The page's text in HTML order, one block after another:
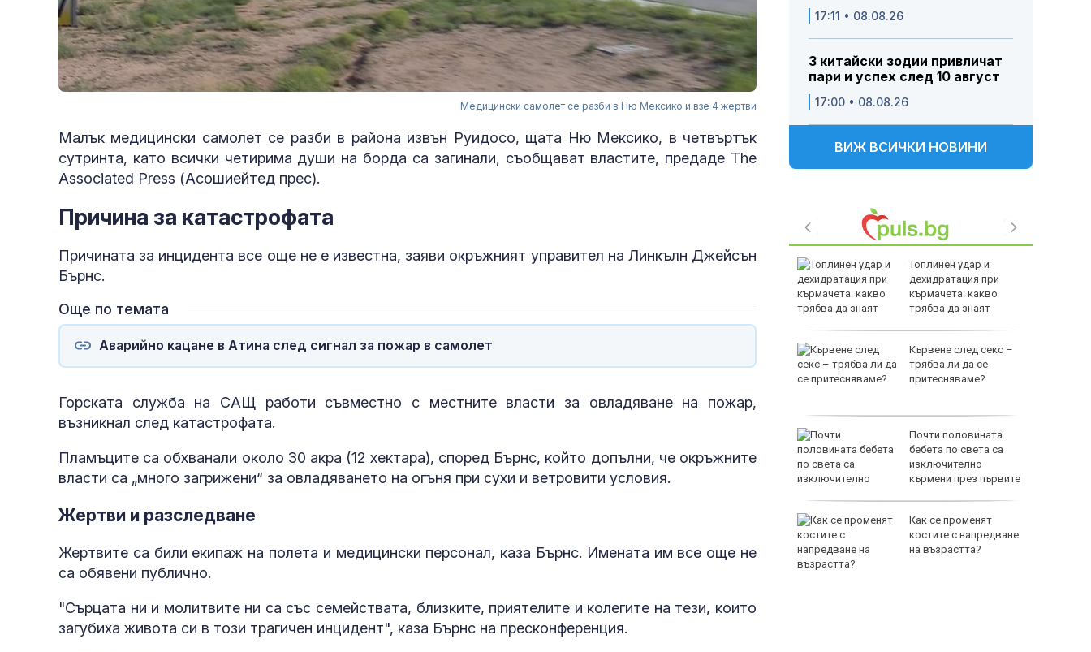
Медицински самолет се разби в Ню Мексико и взе 4 жертви
Малък медицински самолет се разби в района извън Руидосо, щата Ню Мексико, в четвъртък
сутринта, като всички четирима души на борда са загинали, съобщават властите, предаде The
Associated Press (Асошиейтед прес).
Причина за катастрофата
Причината за инцидента все още не е известна, заяви окръжният управител на Линкълн Джейсън
Бърнс.
Още по темата
Аварийно кацане в Атина след сигнал за пожар в самолет
Горската служба на САЩ работи съвместно с местните власти за овладяване на пожар,
възникнал след катастрофата.
Пламъците са обхванали около 30 акра (12 хектара), според Бърнс, който допълни, че окръжните
власти са „много загрижени“ за овладяването на огъня при сухи и ветровити условия.
Жертви и разследване
Жертвите са били екипаж на полета и медицински персонал, каза Бърнс. Имената им все още не
са обявени публично.
"Сърцата ни и молитвите ни са със семействата, близките, приятелите и колегите на тези, които
загубиха живота си в този трагичен инцидент", каза Бърнс на пресконференция.
17:11 • 08.08.26
3 китайски зодии привличат
пари и успех след 10 август
17:00 • 08.08.26
ВИЖ ВСИЧКИ НОВИНИ
Интер надви Ювентус
телефон в ръка зад
инструмент срещу
Русия
правителството на
Румен Радев ще
Топлинен удар и
дехидратация при
кърмачета: какво
трябва да знаят
Кървене след секс –
трябва ли да се
притесняваме?
Почти половината
бебета по света са
изключително
кърмени през първите
Как се променят
костите с напредване
на възрастта?